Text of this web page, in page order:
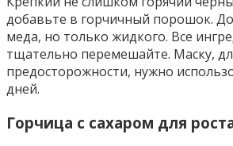
добавьте в горчичный порошок.
меда, но только жидкого. Все
тщательно перемешайте. Маску,
предосторожности, нужно
дней.
Горчица с сахаром для